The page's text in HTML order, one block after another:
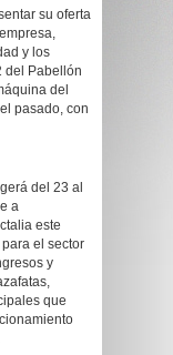
su oferta
y los
del Pabellón
del
pasado, con
del 23 al
a
este
el sector
y
que